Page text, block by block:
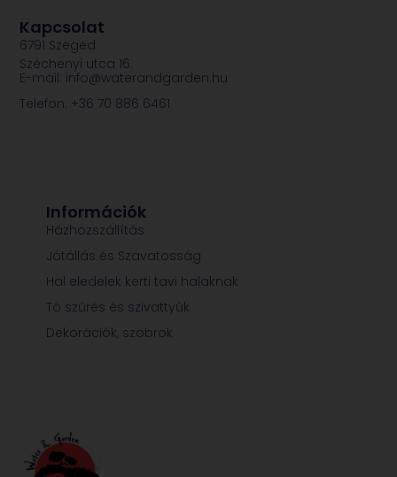
Információk
Házhozszállítás
Jótállás és Szavatosság
Hal eledelek kerti tavi halaknak
Tó szűrés és szivattyúk
Dekorációk, szobrok
Kapcsolat
6791 Szeged
Széchenyi utca 16.
E-mail: info@waterandgarden.hu
Telefon: +36 70 886 6461